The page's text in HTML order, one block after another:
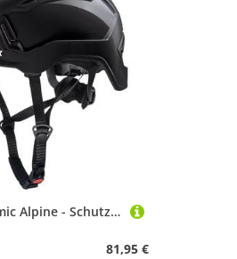
uvex pronamic Alpine - Schutzhelm - Bauhelm - Kletterhelm - EN 12492, EN 397 - für Damen/Herren
81,95 €